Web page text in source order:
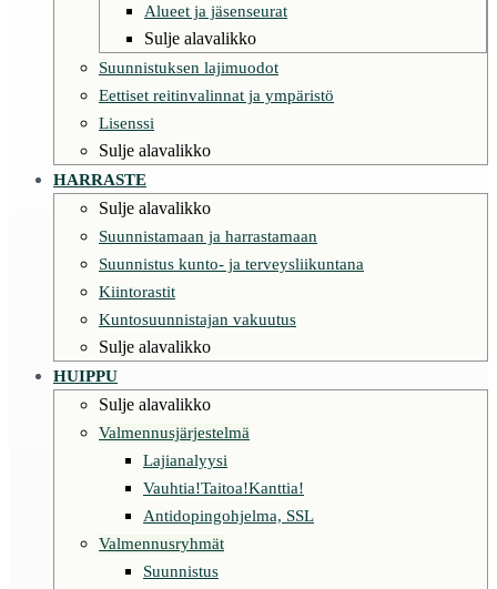
Alueet ja jäsenseurat
Sulje alavalikko
Suunnistuksen lajimuodot
Eettiset reitinvalinnat ja ympäristö
Lisenssi
Sulje alavalikko
HARRASTE
Sulje alavalikko
Suunnistamaan ja harrastamaan
Suunnistus kunto- ja terveysliikuntana
Kiintorastit
Kuntosuunnistajan vakuutus
Sulje alavalikko
HUIPPU
Sulje alavalikko
Valmennusjärjestelmä
Lajianalyysi
Vauhtia!Taitoa!Kanttia!
Antidopingohjelma, SSL
Valmennusryhmät
Suunnistus